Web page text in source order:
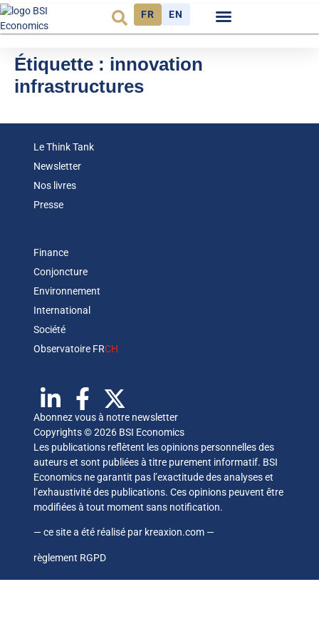
FR EN
Étiquette : innovation
infrastructures
Le Think Tank
Newsletter
Nos livres
Presse
Finance
Conjoncture
Environnement
International
Société
Observatoire FRCH
Abonnez vous à notre newsletter
Copyrights © 2026 BSI Economics
Les publications reflètent les opinions personnelles des
auteurs et sont publiées à titre purement informatif. BSI
Economics ne garantit pas l’exactitude des analyses et
l’exhaustivité des publications. Ces opinions peuvent être
modifiées à tout moment sans notification.
— ce site a été réalisé par kreaxion.com —
règlement RGPD